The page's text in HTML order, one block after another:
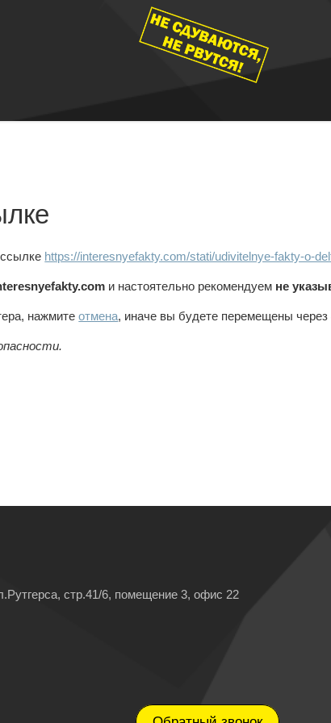
https://interesnyefakty.com/stati/udivitelnye-fakty-o-
и настоятельно рекомендуем не
нажмитеотмена, иначе вы будете перемещены через
стр.41/6, помещение 3, офис 22